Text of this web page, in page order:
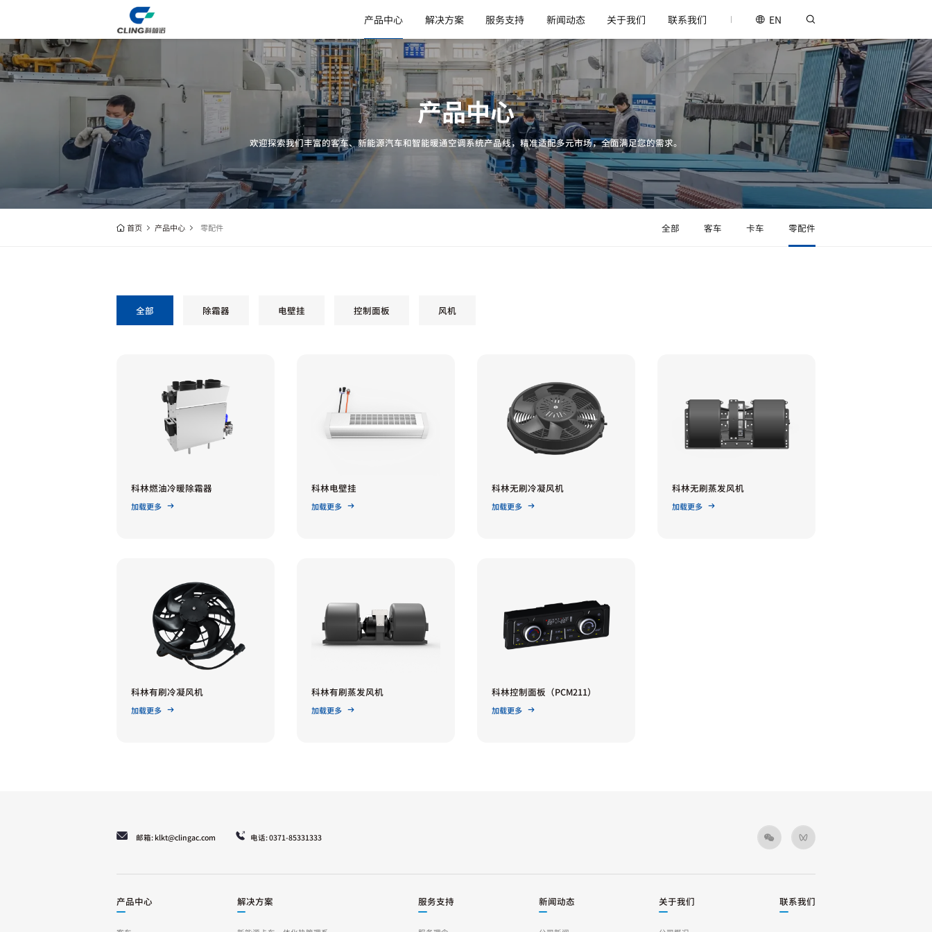
产品中心 解决方案 服务支持 新闻动态 关于我们 联系我们 EN
产品中心
欢迎探索我们丰富的客车、新能源汽车和智能暖通空调系统产品线，精准适配多元市场，全面满足您的需求。
首页 产品中心 零配件 全部 客车 卡车 零配件
全部 除霜器 电壁挂 控制面板 风机
科林燃油冷暖除霜器
加载更多
科林电壁挂
加载更多
科林无刷冷凝风机
加载更多
科林无刷蒸发风机
加载更多
科林有刷冷凝风机
加载更多
科林有刷蒸发风机
加载更多
科林控制面板（PCM211）
加载更多
邮箱: klkt@clingac.com 电话: 0371-85331333
产品中心 解决方案 服务支持 新闻动态 关于我们 联系我们